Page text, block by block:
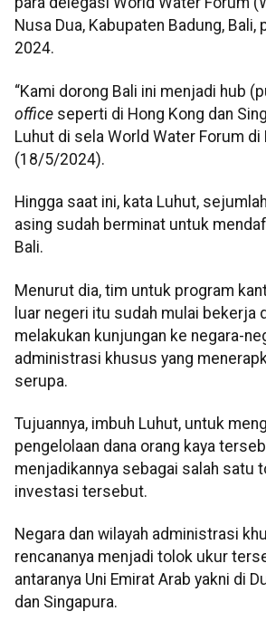
Nusa Dua, Kabupaten Badung, Bali,
2024.
“Kami dorong Bali ini menjadi hub
office seperti di Hong Kong dan
Luhut di sela World Water Forum di
(18/5/2024).
Hingga saat ini, kata Luhut,
asing sudah berminat untuk
Bali.
Menurut dia, tim untuk program
luar negeri itu sudah mulai bekerja
melakukan kunjungan ke negara-
administrasi khusus yang
serupa.
Tujuannya, imbuh Luhut, untuk
pengelolaan dana orang kaya
menjadikannya sebagai salah satu
investasi tersebut.
Negara dan wilayah administrasi
rencananya menjadi tolok ukur
antaranya Uni Emirat Arab yakni di
dan Singapura.